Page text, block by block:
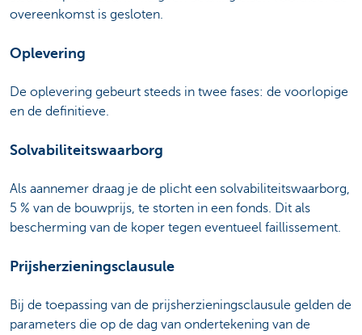
overeenkomst is gesloten.
Oplevering
De oplevering gebeurt steeds in twee fases: de voorlopige
en de definitieve.
Solvabiliteitswaarborg
Als aannemer draag je de plicht een solvabiliteitswaarborg,
5 % van de bouwprijs, te storten in een fonds. Dit als
bescherming van de koper tegen eventueel faillissement.
Prijsherzieningsclausule
Bij de toepassing van de prijsherzieningsclausule gelden de
parameters die op de dag van ondertekening van de